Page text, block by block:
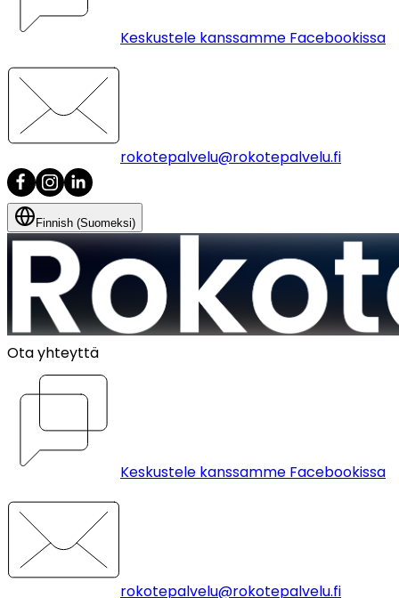
Keskustele kanssamme Facebookissa
rokotepalvelu@rokotepalvelu.fi
Finnish (Suomeksi)
Ota yhteyttä
Keskustele kanssamme Facebookissa
rokotepalvelu@rokotepalvelu.fi